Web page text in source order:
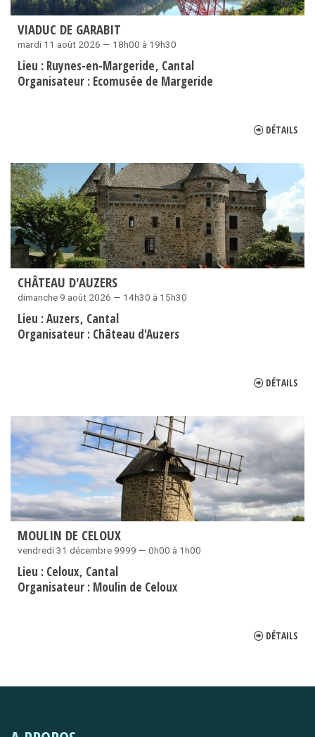
VIADUC DE GARABIT
mardi 11 août 2026 — 18h00 à 19h30
Lieu : Ruynes-en-Margeride Cantal
Organisateur : Ecomusée de Margeride
DÉTAILS
CHÂTEAU D'AUZERS
dimanche 9 août 2026 — 14h30 à 15h30
Lieu :Auzers Cantal
Organisateur : Château d'Auzers
DÉTAILS
MOULIN DE CELOUX
vendredi 31 décembre 9999 — 0h00 à 1h00
Lieu : Celoux Cantal
Organisateur : Moulin de Celoux
DÉTAILS